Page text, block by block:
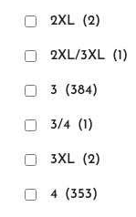
2XL (2)
2XL/3XL (1)
3 (384)
3/4 (1)
3XL (2)
4 (353)